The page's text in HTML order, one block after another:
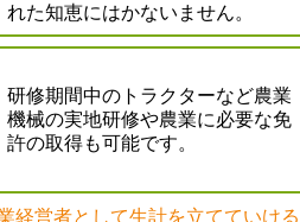
れた知恵にはかないません。
研修期間中のトラクターなど農業
機械の実地研修や農業に必要な免
許の取得も可能です。
経営者として生計を立てていける